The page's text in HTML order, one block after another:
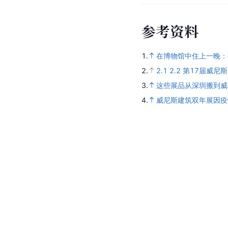
参考资料
1.
在博物馆中住上一晚
2.
2.1 2.2 第17届威尼
3.
这些展品从深圳搬到
4.
威尼斯建筑双年展因